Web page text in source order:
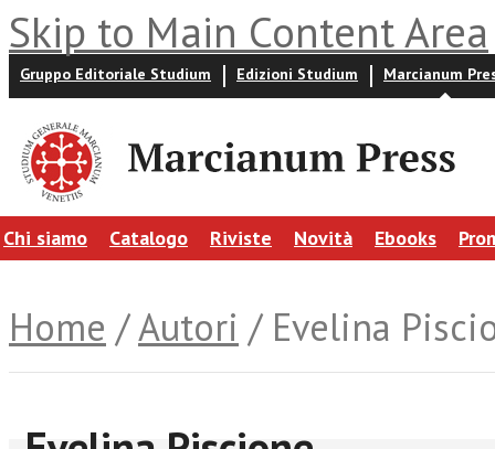
Skip to Main Content Area
Gruppo Editoriale Studium Edizioni Studium Marcianum
Chi siamo Catalogo Riviste Novità Ebooks
Home /Autori / Evelina